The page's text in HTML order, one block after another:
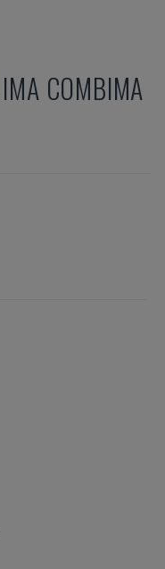
IMA COMBIMA